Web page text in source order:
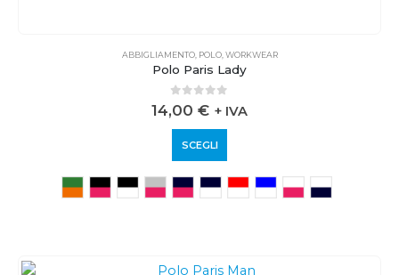
ABBIGLIAMENTO, POLO,WORKWEAR
Polo Paris Lady
0out of 5
14,00 € + IVA
SCEGLI